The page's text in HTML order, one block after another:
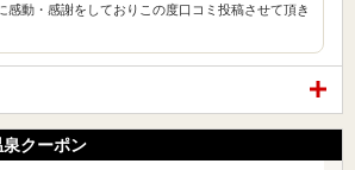
感動・感謝をしておりこの度口コミ投稿させて頂き
クーポン